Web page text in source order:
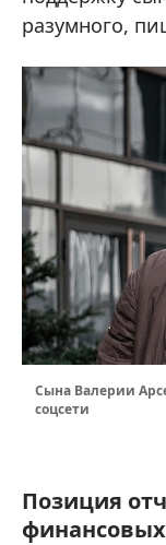
разумного,
Сына Валерии
соцсети
Позиция